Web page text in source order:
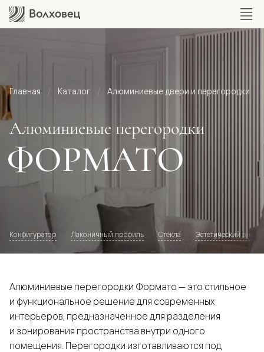
Главная Каталог Алюминиевые двери и перегородки
Алюминиевые перегородки
ФОРМАТО
Конфигуратор Лаконичный профиль Стёкла Эстетический
Алюминиевые перегородки Формато — это стильное
и функциональное решение для современных
интерьеров, предназначенное для разделения
и зонирования пространства внутри одного
помещения. Перегородки изготавливаются под